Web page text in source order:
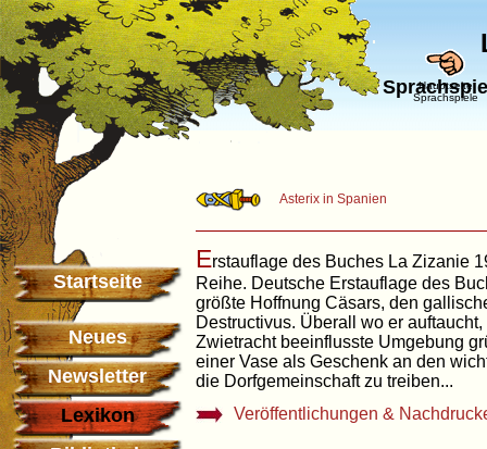
Hauptseite
Sprachspiele
Startseite
Neues
Newsletter
Lexikon
Asterix in Spanien
Erstauflage des Buches La Zizanie
Reihe. Deutsche Erstauflage des
größte Hoffnung Cäsars, den
Destructivus. Überall wo er
Zwietracht beeinflusste Umgebung
einer Vase als Geschenk an den
die Dorfgemeinschaft zu treiben...
Veröffentlichungen &